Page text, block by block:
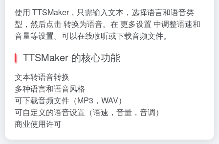
使用 TTSMaker，只需输入文本，选择语言和语音类
型，然后点击 转换为语音。在 更多设置 中调整语速和
音量等设置。可以在线收听或下载音频文件。
TTSMaker 的核心功能
文本转语音转换
多种语言和语音风格
可下载音频文件（MP3，WAV）
可自定义的语音设置（语速，音量，音调）
商业使用许可